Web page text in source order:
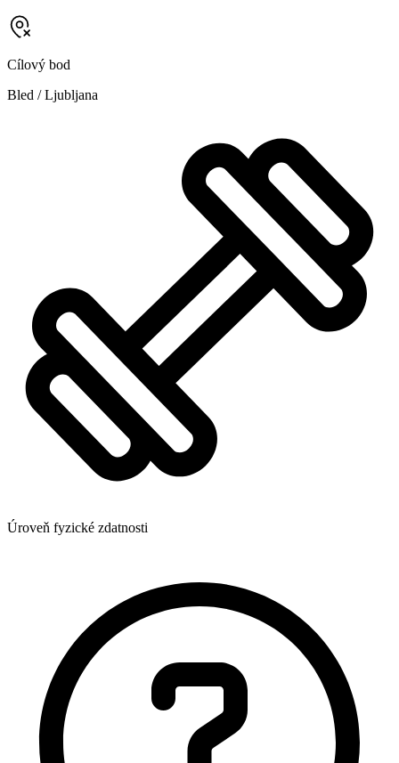
Cílový bod
Bled / Ljubljana
Úroveň fyzické zdatnosti